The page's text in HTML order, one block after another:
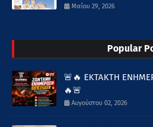
Μαΐου 29, 2026
Popular
🚨🔥 ΕΚΤΑΚΤΗ
🔥🚨
Αυγούστου 02, 2026